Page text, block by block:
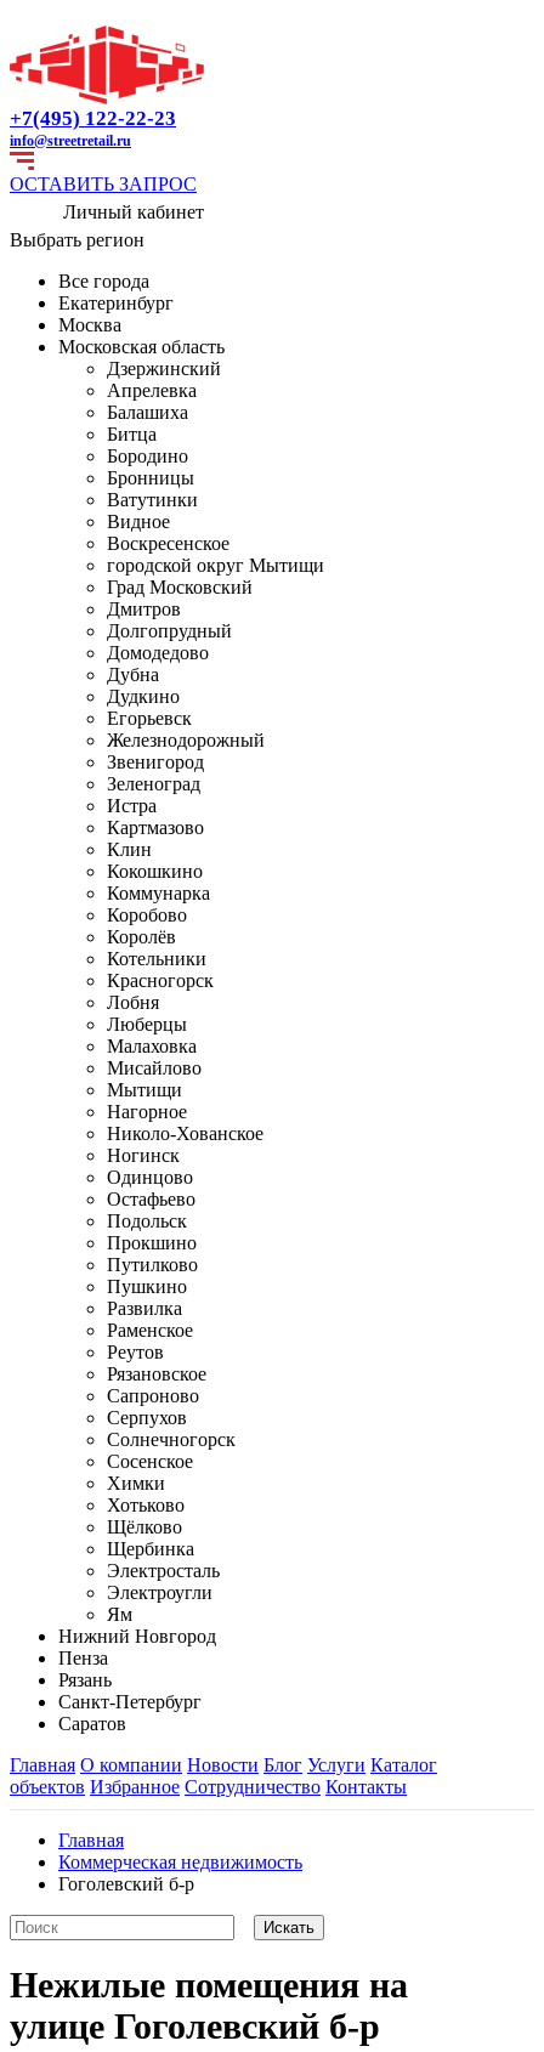
+7(495) 122-22-23
info@streetretail.ru
ОСТАВИТЬ ЗАПРОС
Личный кабинет
Выбрать регион
Все города
Екатеринбург
Москва
Московская область
Дзержинский
Апрелевка
Балашиха
Битца
Бородино
Бронницы
Ватутинки
Видное
Воскресенское
городской округ Мытищи
Град Московский
Дмитров
Долгопрудный
Домодедово
Дубна
Дудкино
Егорьевск
Железнодорожный
Звенигород
Зеленоград
Истра
Картмазово
Клин
Кокошкино
Коммунарка
Коробово
Королёв
Котельники
Красногорск
Лобня
Люберцы
Малаховка
Мисайлово
Мытищи
Нагорное
Николо-Хованское
Ногинск
Одинцово
Остафьево
Подольск
Прокшино
Путилково
Пушкино
Развилка
Раменское
Реутов
Рязановское
Сапроново
Серпухов
Солнечногорск
Сосенское
Химки
Хотьково
Щёлково
Щербинка
Электросталь
Электроугли
Ям
Нижний Новгород
Пенза
Рязань
Санкт-Петербург
Саратов
Главная О компании Новости Блог Услуги Каталог
объектов Избранное Сотрудничество Контакты
Главная
Коммерческая недвижимость
Гоголевский б-р
Нежилые помещения на
улице Гоголевский б-р